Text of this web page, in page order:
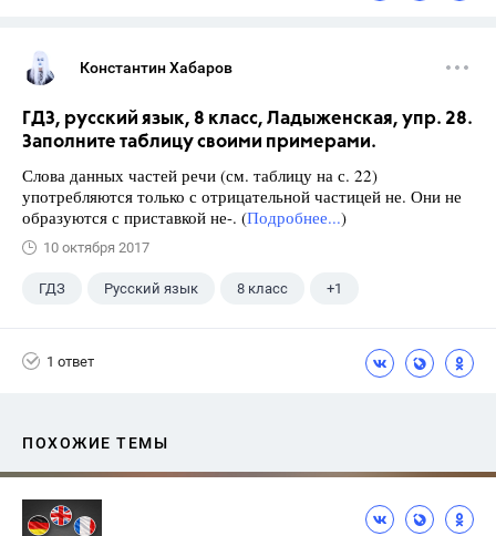
Константин Хабаров
ГДЗ, русский язык, 8 класс, Ладыженская, упр. 28.
Заполните таблицу своими примерами.
Слова данных частей речи (см. таблицу на с. 22)
употребляются только с отрицательной частицей не. Они не
образуются с приставкой не-. (Подробнее...)
10 октября 2017
ГДЗ Русский язык 8 класс +1
1 ответ
ПОХОЖИЕ ТЕМЫ